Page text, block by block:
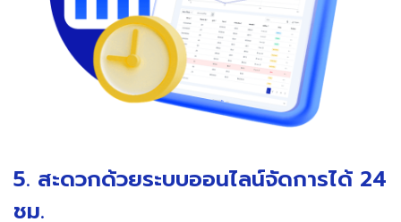
5. สะดวกด้วยระบบออนไลน์จัดการได้ 24
ชม.